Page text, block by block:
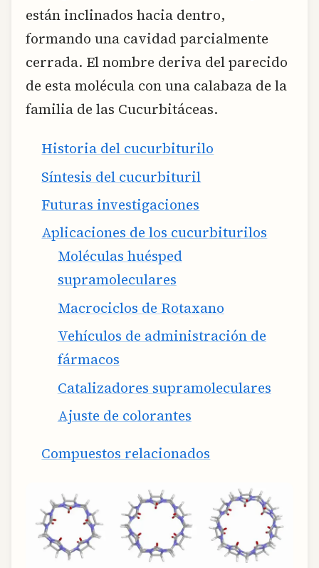
están inclinados hacia dentro,
formando una cavidad parcialmente
cerrada. El nombre deriva del parecido
de esta molécula con una calabaza de la
familia de las Cucurbitáceas.
Historia del cucurbiturilo
Síntesis del cucurbituril
Futuras investigaciones
Aplicaciones de los cucurbiturilos
Moléculas huésped
supramoleculares
Macrociclos de Rotaxano
Vehículos de administración de
fármacos
Catalizadores supramoleculares
Ajuste de colorantes
Compuestos relacionados